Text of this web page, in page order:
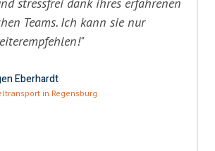
Teams. Ich kann sie nur
Eberhardt
in Regensburg